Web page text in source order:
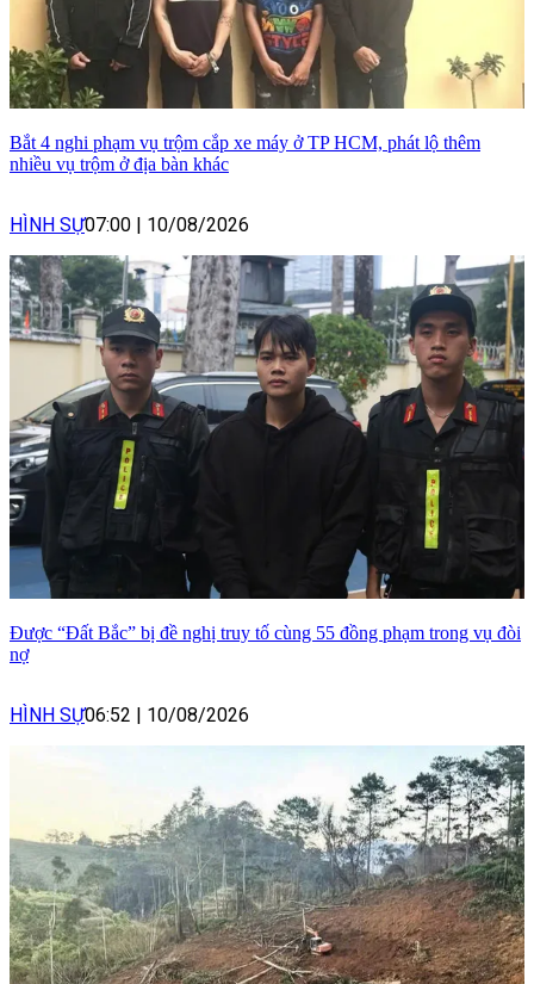
Bắt 4 nghi phạm vụ trộm cắp xe máy ở TP HCM, phát lộ thêm
nhiều vụ trộm ở địa bàn khác
HÌNH SỰ07:00 | 10/08/2026
Được “Đất Bắc” bị đề nghị truy tố cùng 55 đồng phạm trong vụ đòi
nợ
HÌNH SỰ06:52 | 10/08/2026